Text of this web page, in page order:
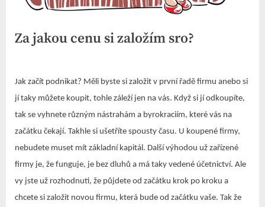
Za jakou cenu si založím sro?
on
Jak začít podnikat? Měli byste si založit v první řadě firmu anebo si
jí taky můžete koupit, tohle záleží jen na vás. Když si jí odkoupíte,
tak se vyhnete různým nástrahám a byrokraciím, které vás na
začátku čekají. Takhle si ušetříte spousty času. U koupené firmy,
nebudete muset mít základní kapitál. Další výhodou už zařízené
firmy je, že funguje, je bez dluhů a má taky vedené účetnictví. Ale
vy jste už rozhodnuti, že půjdete od začátku krok po kroku a
chcete si založit novou firmu, která bude od začátku vaše. Tak že